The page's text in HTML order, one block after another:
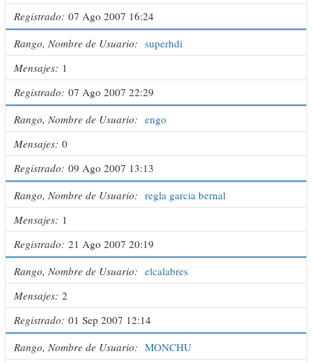
Registrado 07 Ago 2007 16:24
Rango, Nombre de Usuario
superhdi
Mensajes 1
Registrado 07 Ago 2007 22:29
Rango, Nombre de Usuario
engo
Mensajes 0
Registrado 09 Ago 2007 13:13
Rango, Nombre de Usuario
regla garcia bernal
Mensajes 1
Registrado 21 Ago 2007 20:19
Rango, Nombre de Usuario
elcalabres
Mensajes 2
Registrado 01 Sep 2007 12:14
Rango, Nombre de Usuario
MONCHU